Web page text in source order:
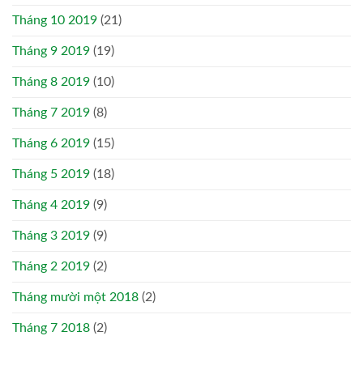
Tháng 10 2019 (21)
Tháng 9 2019 (19)
Tháng 8 2019 (10)
Tháng 7 2019 (8)
Tháng 6 2019 (15)
Tháng 5 2019 (18)
Tháng 4 2019 (9)
Tháng 3 2019 (9)
Tháng 2 2019 (2)
Tháng mười một 2018 (2)
Tháng 7 2018 (2)